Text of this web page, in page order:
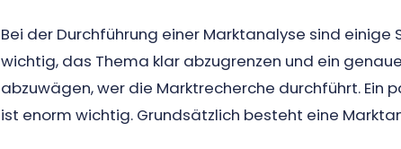
Bei der Durchführung einer Marktanalyse sind einige
wichtig, das Thema klar abzugrenzen und ein
abzuwägen, wer die Marktrecherche durchführt. Ein
ist enorm wichtig. Grundsätzlich besteht eine